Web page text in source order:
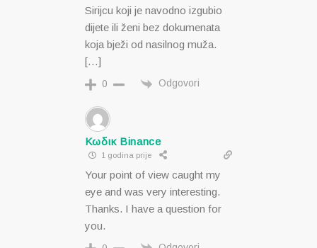
Sirijcu koji je navodno izgubio
dijete ili ženi bez dokumenata
koja bježi od nasilnog muža.
[…]
0 Odgovori
Κωδικ Binance
1 godina prije
Your point of view caught my
eye and was very interesting.
Thanks. I have a question for
you.